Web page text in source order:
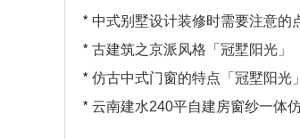
*
* 古建筑之京派风格「冠墅阳光」
* 仿古中式门窗的特点「冠墅阳光」
*